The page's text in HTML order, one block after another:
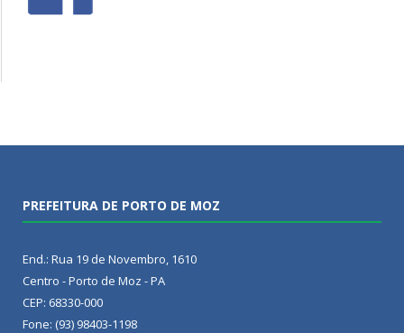
PREFEITURA DE PORTO DE MOZ
End.: Rua 19 de Novembro, 1610
Centro - Porto de Moz - PA
CEP: 68330-000
Fone: (93) 98403-1198